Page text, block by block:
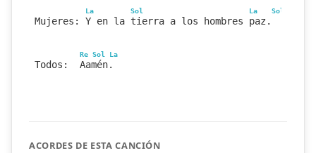
La Sol La Sol
Mujeres: Y en la tierra a los hombres paz.
Re Sol La
Todos:  Aamén.
ACORDES DE ESTA CANCIÓN